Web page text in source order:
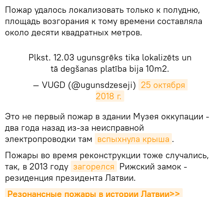
Пожар удалось локализовать только к полудню,
площадь возгорания к тому времени составляла
около десяти квадратных метров.
Plkst. 12.03 ugunsgrēks tika lokalizēts un
tā degšanas platība bija 10m2.
— VUGD (@ugunsdzeseji) 25 октября
2018 г.
​Это не первый пожар в здании Музея оккупации -
два года назад из-за неисправной
электропроводки там вспыхнула крыша .
Пожары во время реконструкции тоже случались,
так, в 2013 году загорелся Рижский замок -
резиденция президента Латвии.
Резонансные пожары в истории Латвии>>